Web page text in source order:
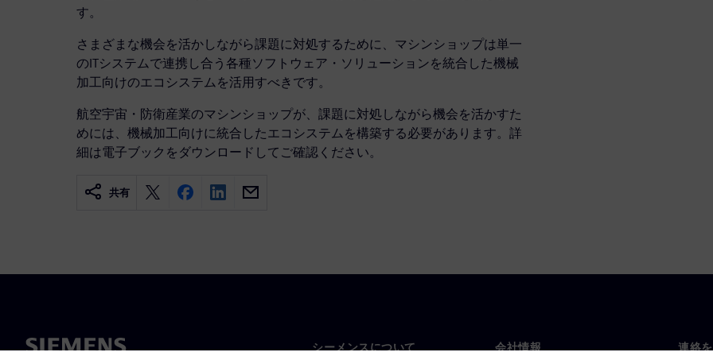
す。
さまざまな機会を活かしながら課題に対処するために、マシンショップは単一
のITシステムで連携し合う各種ソフトウェア・ソリューションを統合した機械
加工向けのエコシステムを活用すべきです。
航空宇宙・防衛産業のマシンショップが、課題に対処しながら機会を活かすた
めには、機械加工向けに統合したエコシステムを構築する必要があります。詳
細は電子ブックをダウンロードしてご確認ください。
共有
シーメンスについて 会社情報 連絡